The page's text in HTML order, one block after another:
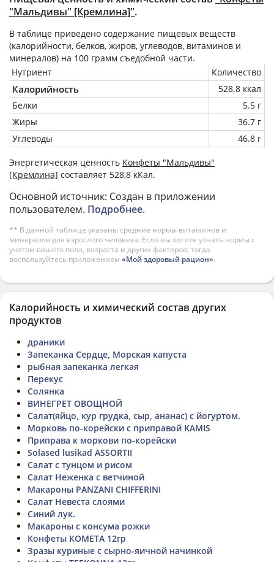
"Мальдивы" [Кремлина]".
В таблице приведено содержание пищевых веществ
(калорийности, белков, жиров, углеводов, витаминов и
минералов) на 100 грамм съедобной части.
Нутриент
Количество
Калорийность
528.8 ккал
Белки
5.5 г
Жиры
36.7 г
Углеводы
46.8 г
Энергетическая ценность Конфеты "Мальдивы"
[Кремлина] составляет 528,8 кКал.
Основной источник: Создан в приложении
пользователем. Подробнее.
** В данной таблице указаны средние нормы витаминов и
минералов для взрослого человека. Если вы хотите узнать нормы с
учетом вашего пола, возраста и других факторов, тогда
воспользуйтесь приложением «Мой здоровый рацион».
Калорийность и химический состав других
продуктов
драники
Запеканка Сердце, Морская капуста
рыбная запеканка легкая
Перекус
Солянка
ВИНЕГРЕТ ОВОЩНОЙ
Салат(яйцо, кур грудка, сыр, ананас) с йогуртом.
Морковь по-корейски с приправой KAMIS
Приправа к моркови по-корейски
Solased lusikad ASSORTII
Салат с тунцом и рисом
Салат Неженка с ветчиной
Макароны PANZANI CHIFFERINI
Салат Невеста слоями
Синий лук.
Макароны с консума рожки
Конфеты КОМЕТА 12гр
Зразы куриные с сырно-яичной начинкой